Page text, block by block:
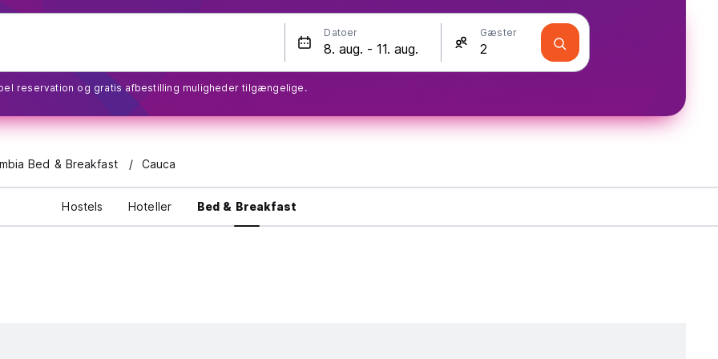
Datoer Gæster
reservation og gratis afbestilling muligheder tilgængelige.
Bed & Breakfast Cauca
Hostels Hoteller Bed & Breakfast